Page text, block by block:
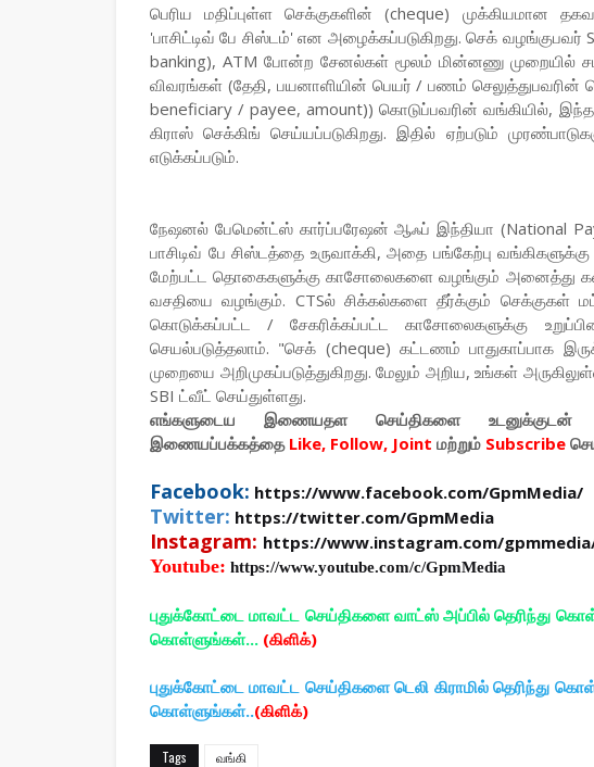
பெரிய மதிப்புள்ள செக்குகளின் (cheque) முக்கியமான
'பாசிட்டிவ் பே சிஸ்டம்' என அழைக்கப்படுகிறது. செக்
banking), ATM போன்ற சேனல்கள் மூலம் மின்னணு முறையில்
விவரங்கள் (தேதி, பயனாளியின் பெயர் / பணம்
beneficiary / payee, amount)) கொடுப்பவரின் வங்கியில்,
கிராஸ் செக்கிங் செய்யப்படுகிறது. இதில் ஏற்படும்
எடுக்கப்படும்.
நேஷனல் பேமென்ட்ஸ் கார்ப்பரேஷன் ஆஃப் இந்தியா (National
பாசிடிவ் பே சிஸ்டத்தை உருவாக்கி, அதை பங்கேற்பு
மேற்பட்ட தொகைகளுக்கு காசோலைகளை வழங்கும் அனைத்து
வசதியை வழங்கும். CTSல் சிக்கல்களை தீர்க்கும் செக்குகள்
கொடுக்கப்பட்ட / சேகரிக்கப்பட்ட காசோலைகளுக்கு
செயல்படுத்தலாம். "செக் (cheque) கட்டணம் பாதுகாப்பாக
முறையை அறிமுகப்படுத்துகிறது. மேலும் அறிய, உங்கள்
SBI ட்வீட் செய்துள்ளது.
எங்களுடைய இணையதள செய்திகளை
இணையப்பக்கத்தை Like, Follow, Joint மற்றும் Subscribe
Facebook: https://www.facebook.com/GpmMedia/
Twitter: https://twitter.com/GpmMedia
Instagram: https://www.instagram.com/
Youtube: https://www.youtube.com/c/GpmMedia
புதுக்கோட்டை மாவட்ட செய்திகளை வாட்ஸ் அப்பில் தெரிந்து
கொள்ளுங்கள்... (கிளிக்)
புதுக்கோட்டை மாவட்ட செய்திகளை டெலி கிராமில் தெரிந்து
கொள்ளுங்கள்..(கிளிக்)
Tags வங்கி